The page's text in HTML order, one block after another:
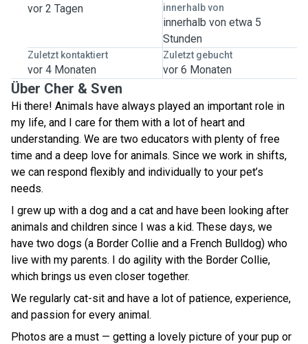
vor 2 Tagen
innerhalb von
innerhalb von etwa 5
Stunden
Zuletzt kontaktiert
vor 4 Monaten
Zuletzt gebucht
vor 6 Monaten
Über Cher & Sven
Hi there! Animals have always played an important role in
my life, and I care for them with a lot of heart and
understanding. We are two educators with plenty of free
time and a deep love for animals. Since we work in shifts,
we can respond flexibly and individually to your pet’s
needs.
I grew up with a dog and a cat and have been looking after
animals and children since I was a kid. These days, we
have two dogs (a Border Collie and a French Bulldog) who
live with my parents. I do agility with the Border Collie,
which brings us even closer together.
We regularly cat-sit and have a lot of patience, experience,
and passion for every animal.
Photos are a must — getting a lovely picture of your pup or